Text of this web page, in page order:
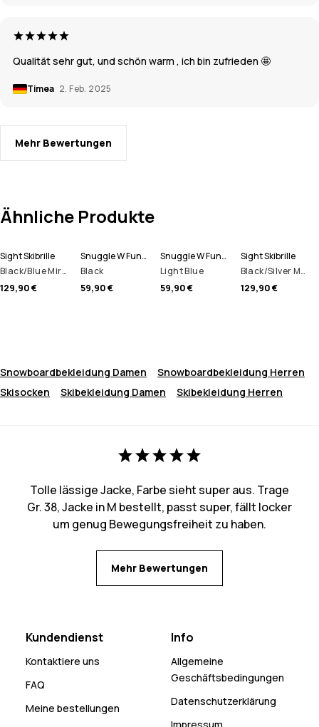
Qualität sehr gut, und schön warm , ich bin zufrieden 🤩
Timea 2. Feb. 2025
Mehr Bewertungen
Ähnliche Produkte
Sight Skibrille
Black/Blue Mirror
129,90 €
Snuggle W Funktionsshirt Damen
Black
59,90 €
Snuggle W Funktionsshirt Damen
Light Blue
59,90 €
Sight Skibrille
Black/Silver Mirror
129,90 €
Snowboardbekleidung Damen
Snowboardbekleidung Herren
Skisocken
Skibekleidung Damen Skibekleidung Herren
Tolle lässige Jacke, Farbe sieht super aus. Trage
Gr. 38, Jacke in M bestellt, passt super, fällt locker
um genug Bewegungsfreiheit zu haben.
Mehr Bewertungen
Kundendienst
Kontaktiere uns
FAQ
Meine bestellungen
Info
Allgemeine
Geschäftsbedingungen
Datenschutzerklärung